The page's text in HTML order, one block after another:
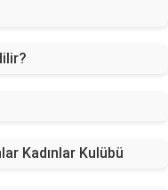
Kadınlar Kulübü